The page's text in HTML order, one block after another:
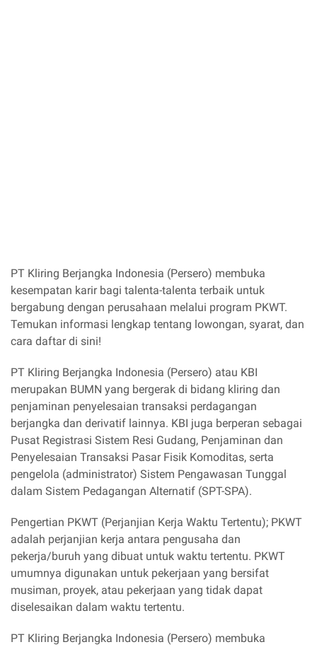
PT Kliring Berjangka Indonesia (Persero) membuka
kesempatan karir bagi talenta-talenta terbaik untuk
bergabung dengan perusahaan melalui program PKWT.
Temukan informasi lengkap tentang lowongan, syarat, dan
cara daftar di sini!
PT Kliring Berjangka Indonesia (Persero) atau KBI
merupakan BUMN yang bergerak di bidang kliring dan
penjaminan penyelesaian transaksi perdagangan
berjangka dan derivatif lainnya. KBI juga berperan sebagai
Pusat Registrasi Sistem Resi Gudang, Penjaminan dan
Penyelesaian Transaksi Pasar Fisik Komoditas, serta
pengelola (administrator) Sistem Pengawasan Tunggal
dalam Sistem Pedagangan Alternatif (SPT-SPA).
Pengertian PKWT (Perjanjian Kerja Waktu Tertentu); PKWT
adalah perjanjian kerja antara pengusaha dan
pekerja/buruh yang dibuat untuk waktu tertentu. PKWT
umumnya digunakan untuk pekerjaan yang bersifat
musiman, proyek, atau pekerjaan yang tidak dapat
diselesaikan dalam waktu tertentu.
PT Kliring Berjangka Indonesia (Persero) membuka